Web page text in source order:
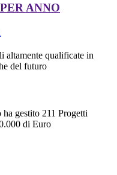
ANNO
altamente qualificate in
del futuro
gestito 211 Progetti
di Euro